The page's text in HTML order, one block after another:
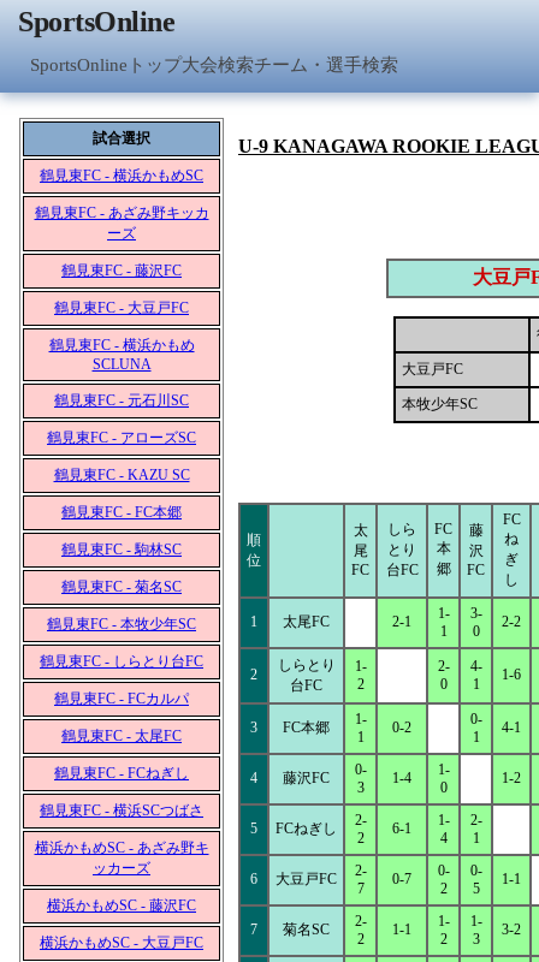
SportsOnline
SportsOnlineトップ大会検索チーム・選手検索
試合選択
鶴見東FC - 横浜かもめSC
鶴見東FC - あざみ野キッカ
ーズ
鶴見東FC - 藤沢FC
鶴見東FC - 大豆戸FC
鶴見東FC - 横浜かもめ
SCLUNA
鶴見東FC - 元石川SC
鶴見東FC - アローズSC
鶴見東FC - KAZU SC
鶴見東FC - FC本郷
鶴見東FC - 駒林SC
鶴見東FC - 菊名SC
鶴見東FC - 本牧少年SC
鶴見東FC - しらとり台FC
鶴見東FC - FCカルパ
鶴見東FC - 太尾FC
鶴見東FC - FCねぎし
鶴見東FC - 横浜SCつばさ
横浜かもめSC - あざみ野キ
ッカーズ
横浜かもめSC - 藤沢FC
横浜かもめSC - 大豆戸FC
U-9 KANAGAWA ROOKIE
大豆戸
大豆戸FC
本牧少年SC
順
位
太
尾
FC
しら
とり
台FC
FC
本
郷
藤
沢
FC
FC
ね
ぎ
し
1 太尾FC 2-1
1-
1
3-
0
2-2
2
しらとり
台FC
1-
2
2-
0
4-
1
1-6
3 FC本郷
1-
1
0-2
0-
1
4-1
4 藤沢FC
0-
3
1-4
1-
0
1-2
5 FCねぎし
2-
2
6-1
1-
4
2-
1
6 大豆戸FC
2-
7
0-7
0-
2
0-
5
1-1
7 菊名SC
2-
2
1-1
1-
2
1-
3
3-2